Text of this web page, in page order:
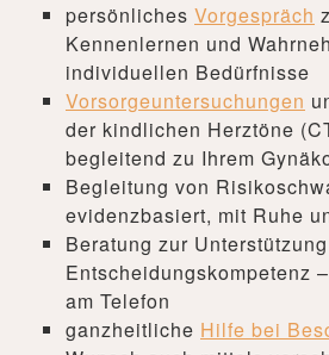
persönliches Vorgespräch
Kennenlernen und
individuellen Bedürfnisse
Vorsorgeuntersuchungen
der kindlichen Herztöne
begleitend zu Ihrem
Begleitung von
evidenzbasiert, mit Ruhe
Beratung zur
Entscheidungskompetenz
am Telefon
ganzheitliche Hilfe bei